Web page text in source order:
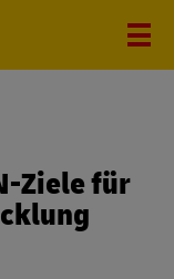
Ziele für